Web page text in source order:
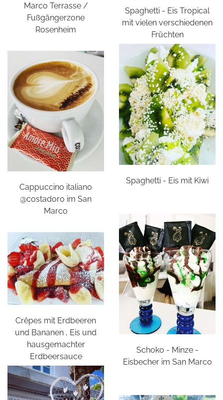
Spaghetti - Eis Tropical
mit vielen verschiedenen
Früchten
Marco Terrasse /
Fußgängerzone
Rosenheim
Spaghetti - Eis mit Kiwi
Cappuccino italiano
@costadoro im San
Marco
Schoko - Minze -
Eisbecher im San Marco
Crêpes mit Erdbeeren
und Bananen , Eis und
hausgemachter
Erdbeersauce